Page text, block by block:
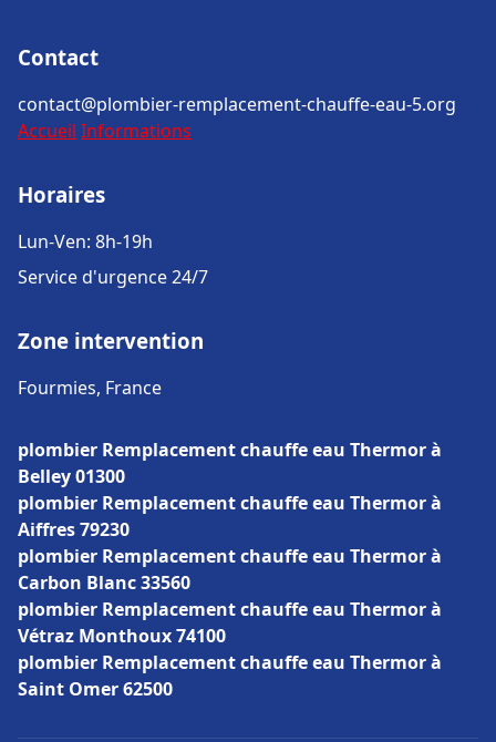
Contact
contact@plombier-remplacement-chauffe-eau-5.org
Accueil Informations
Horaires
Lun-Ven: 8h-19h
Service d'urgence 24/7
Zone intervention
Fourmies, France
plombier Remplacement chauffe eau Thermor à
Belley 01300
plombier Remplacement chauffe eau Thermor à
Aiffres 79230
plombier Remplacement chauffe eau Thermor à
Carbon Blanc 33560
plombier Remplacement chauffe eau Thermor à
Vétraz Monthoux 74100
plombier Remplacement chauffe eau Thermor à
Saint Omer 62500